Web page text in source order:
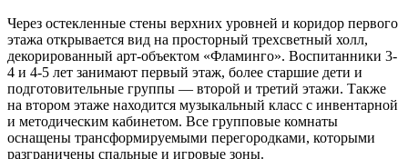
Через остекленные стены верхних уровней и коридор первого
этажа открывается вид на просторный трехсветный холл,
декорированный арт-объектом «Фламинго». Воспитанники 3-
4 и 4-5 лет занимают первый этаж, более старшие дети и
подготовительные группы — второй и третий этажи. Также
на втором этаже находится музыкальный класс с инвентарной
и методическим кабинетом. Все групповые комнаты
оснащены трансформируемыми перегородками, которыми
разграничены спальные и игровые зоны.